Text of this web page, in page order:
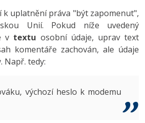
vzory
vzory
administrátor
-25%
Effects
uplatnění práva "být zapomenut",
Unií. Pokud níže uvedený
v textu osobní údaje, uprav text
komentáře zachován, ale údaje
Např. tedy:
výchozí heslo k modemu